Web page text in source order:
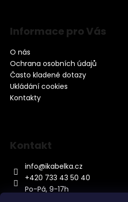
Informace pro Vás
O nás
Ochrana osobních údajů
Často kladené dotazy
Ukládání cookies
Kontakty
Kontakt
info@ikabelka.cz
+420 733 43 50 40
Po-Pá, 9-17h